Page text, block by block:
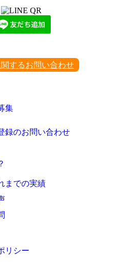
するお問い合わせ
集
録のお問い合わせ
までの実績
リシー